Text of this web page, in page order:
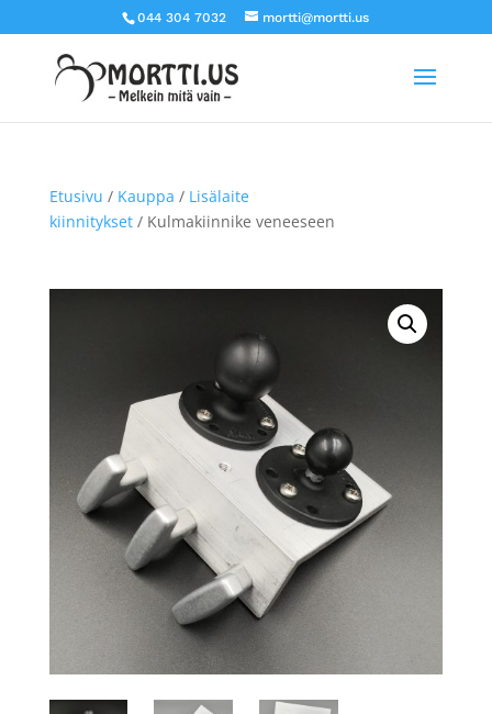
044 304 7032 mortti@mortti.us
Etusivu / Kauppa / Lisälaite
kiinnitykset/ Kulmakiinnike veneeseen